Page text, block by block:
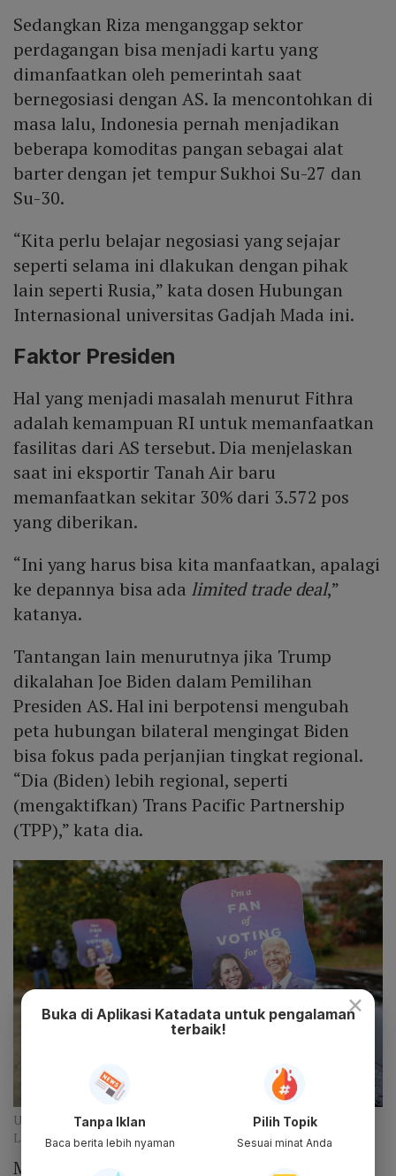
Sedangkan Riza menganggap sektor
perdagangan bisa menjadi kartu yang
dimanfaatkan oleh pemerintah saat
bernegosiasi dengan AS. Ia mencontohkan di
masa lalu, Indonesia pernah menjadikan
beberapa komoditas pangan sebagai alat
barter dengan jet tempur Sukhoi Su-27 dan
Su-30.
“Kita perlu belajar negosiasi yang sejajar
seperti selama ini dlakukan dengan pihak
lain seperti Rusia,” kata dosen Hubungan
Internasional universitas Gadjah Mada ini.
Faktor Presiden
Hal yang menjadi masalah menurut Fithra
adalah kemampuan RI untuk memanfaatkan
fasilitas dari AS tersebut. Dia menjelaskan
saat ini eksportir Tanah Air baru
memanfaatkan sekitar 30% dari 3.572 pos
yang diberikan.
“Ini yang harus bisa kita manfaatkan, apalagi
ke depannya bisa ada limited trade deal,”
katanya.
Tantangan lain menurutnya jika Trump
dikalahan Joe Biden dalam Pemilihan
Presiden AS. Hal ini berpotensi mengubah
peta hubungan bilateral mengingat Biden
bisa fokus pada perjanjian tingkat regional.
“Dia (Biden) lebih regional, seperti
(mengaktifkan) Trans Pacific Partnership
(TPP),” kata dia.
USA-ELECTION/BIDEN (ANTARA FOTO/REUTERS/Kevin
Lamarque/WSJ/cf)
Meski demikian, Fithra memprediksi RI tetap
×
Buka di Aplikasi Katadata untuk pengalaman
terbaik!
Tanpa Iklan
Baca berita lebih nyaman
Pilih Topik
Sesuai minat Anda